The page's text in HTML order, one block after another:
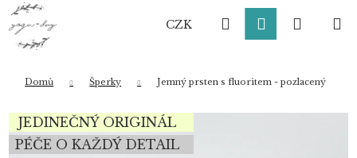
Přejít
obsah
CZK HledatPřihlášení
Domů Šperky Jemný prsten s fluoritem - pozlacený
JEDINEČNÝ ORIGINÁL
PÉČE O KAŽDÝ DETAIL
K
o
Zpět
Zpět